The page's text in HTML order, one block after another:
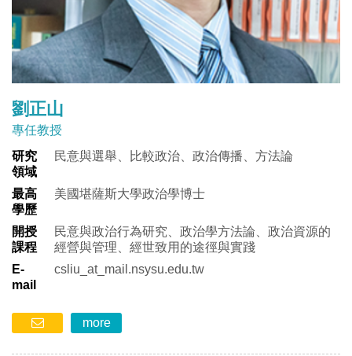
劉正山
專任教授
研究
領域
民意與選舉、比較政治、政治傳播、方法論
最高
學歷
美國堪薩斯大學政治學博士
開授
課程
民意與政治行為研究、政治學方法論、政治資源的
經營與管理、經世致用的途徑與實踐
E-
mail
csliu_at_mail.nsysu.edu.tw
more